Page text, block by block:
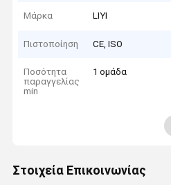
Μάρκα LIYI
Πιστοποίηση CE, ISO
Ποσότητα
παραγγελίας
min
1 ομάδα
Στοιχεία Επικοινωνίας